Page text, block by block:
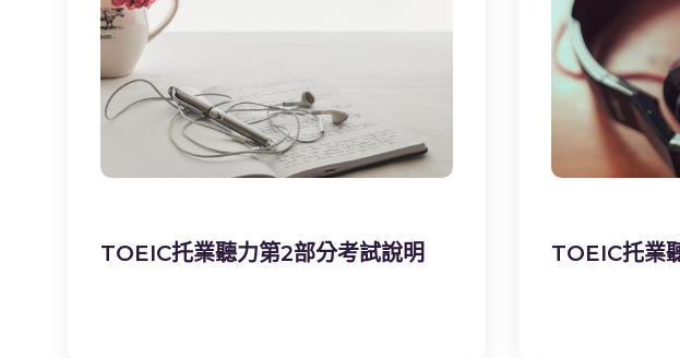
TOEIC托業聽力第2部分考試說明 TOEIC托業